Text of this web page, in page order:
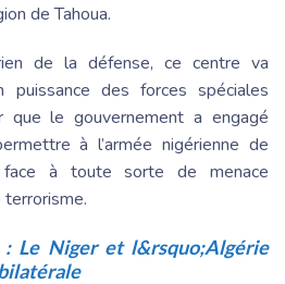
de Tahoua.
de la défense, ce centre va
des forces spéciales
que le gouvernement a engagé
à l’armée nigérienne de
à toute sorte de menace
: Le Niger et l&rsquo;Algérie